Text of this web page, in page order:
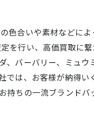
合いや素材などによ
を行い、高価買取に
、バーバリー、ミュウ
では、お客様が納得い
持ちの一流ブランド